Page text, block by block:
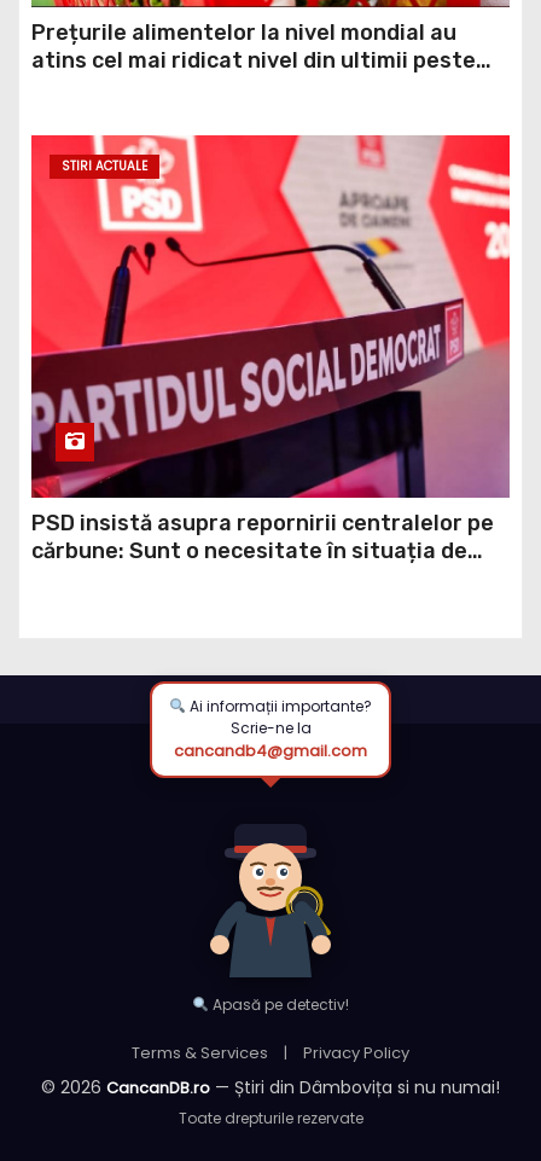
Prețurile alimentelor la nivel mondial au
atins cel mai ridicat nivel din ultimii peste
temerilor că războiul din Ucraina va perturba
din nou exporturile prin Marea Neagră.
STIRI ACTUALE
PSD insistă asupra repornirii centralelor pe
cărbune: Sunt o necesitate în situația de
Ai informații importante?
Scrie-ne la
cancandb4@gmail.com
Apasă pe detectiv!
Terms & Services | Privacy Policy
© 2026 CancanDB.ro — Știri din Dâmbovița si nu numai!
Toate drepturile rezervate